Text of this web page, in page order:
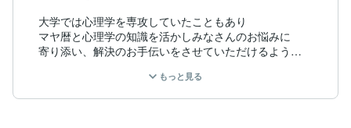
大学では心理学を専攻していたこともあり
マヤ暦と心理学の知識を活かしみなさんのお悩みに
寄り添い、解決のお手伝いをさせていただけるよう
もっと見る